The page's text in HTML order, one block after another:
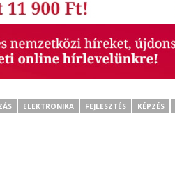
ELEKTRONIKA FEJLESZTÉS KÉPZÉS